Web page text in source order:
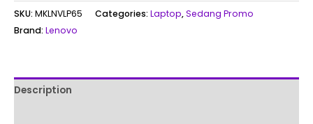
SKU: MKLNVLP65 Categories: Laptop,Sedang Promo
Brand: Lenovo
Description